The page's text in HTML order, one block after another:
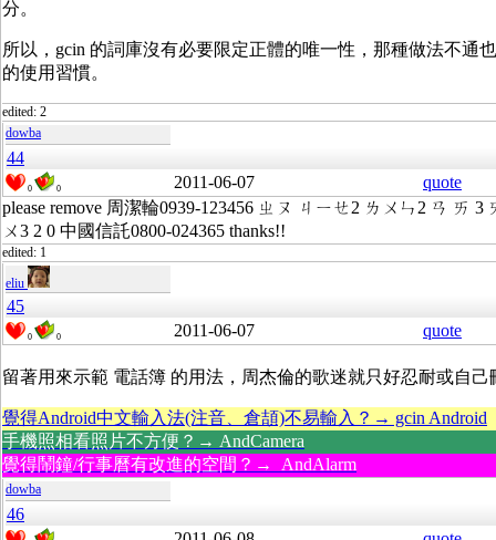
分。
所以，gcin 的詞庫沒有必要限定正體的唯一性，那種做法不通
的使用習慣。
edited: 2
dowba
44
0 0 2011-06-07
quote
please remove 周潔輪0939-123456 ㄓㄡ ㄐㄧㄝ2 ㄌㄨㄣ2 ㄢ ㄞ 3
ㄨ3 2 0 中國信託0800-024365 thanks!!
edited: 1
eliu
45
0 0 2011-06-07 quote
留著用來示範 電話簿 的用法，周杰倫的歌迷就只好忍耐或自
覺得Android中文輸入法(注音、倉頡)不易輸入？→ gcin Android
手機照相看照片不方便？→ AndCamera
覺得鬧鐘/行事曆有改進的空間？→ AndAlarm
dowba
46